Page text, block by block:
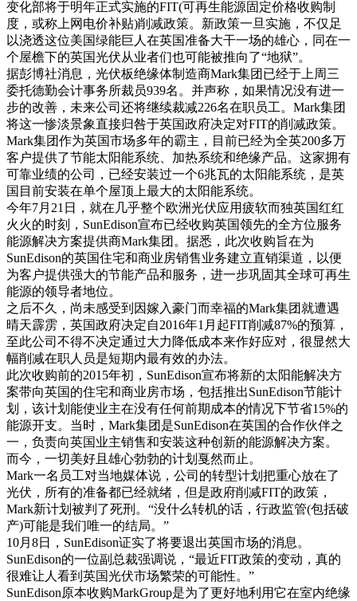
变化部将于明年正式实施的FIT(可再生能源固定价格收购制
度，或称上网电价补贴)削减政策。新政策一旦实施，不仅足
以浇透这位美国绿能巨人在英国准备大干一场的雄心，同在一
个屋檐下的英国光伏从业者们也可能被推向了“地狱”。
据彭博社消息，光伏板绝缘体制造商Mark集团已经于上周三
委托德勤会计事务所裁员939名。并声称，如果情况没有进一
步的改善，未来公司还将继续裁减226名在职员工。Mark集团
将这一惨淡景象直接归咎于英国政府决定对FIT的削减政策。
Mark集团作为英国市场多年的霸主，目前已经为全英200多万
客户提供了节能太阳能系统、加热系统和绝缘产品。这家拥有
可靠业绩的公司，已经安装过一个6兆瓦的太阳能系统，是英
国目前安装在单个屋顶上最大的太阳能系统。
今年7月21日，就在几乎整个欧洲光伏应用疲软而独英国红红
火火的时刻，SunEdison宣布已经收购英国领先的全方位服务
能源解决方案提供商Mark集团。据悉，此次收购旨在为
SunEdison的英国住宅和商业房销售业务建立直销渠道，以便
为客户提供强大的节能产品和服务，进一步巩固其全球可再生
能源的领导者地位。
之后不久，尚未感受到因嫁入豪门而幸福的Mark集团就遭遇
晴天霹雳，英国政府决定自2016年1月起FIT削减87%的预算，
至此公司不得不决定通过大力降低成本来作好应对，很显然大
幅削减在职人员是短期内最有效的办法。
此次收购前的2015年初，SunEdison宣布将新的太阳能解决方
案带向英国的住宅和商业房市场，包括推出SunEdison节能计
划，该计划能使业主在没有任何前期成本的情况下节省15%的
能源开支。当时，Mark集团是SunEdison在英国的合作伙伴之
一，负责向英国业主销售和安装这种创新的能源解决方案。
而今，一切美好且雄心勃勃的计划戛然而止。
Mark一名员工对当地媒体说，公司的转型计划把重心放在了
光伏，所有的准备都已经就绪，但是政府削减FIT的政策，
Mark新计划被判了死刑。“没什么转机的话，行政监管(包括破
产)可能是我们唯一的结局。”
10月8日，SunEdison证实了将要退出英国市场的消息。
SunEdison的一位副总裁强调说，“最近FIT政策的变动，真的
很难让人看到英国光伏市场繁荣的可能性。”
SunEdison原本收购MarkGroup是为了更好地利用它在室内绝缘